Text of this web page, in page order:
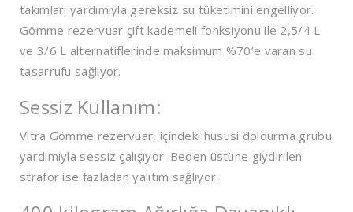
takımları yardımıyla gereksiz su tüketimini engelliyor.
Gömme rezervuar çift kademeli fonksiyonu ile 2,5/4 L
ve 3/6 L alternatiflerinde maksimum %70’e varan su
tasarrufu sağlıyor.
Sessiz Kullanım:
Vitra Gömme rezervuar, içindeki hususi doldurma grubu
yardımıyla sessiz çalışıyor. Beden üstüne giydirilen
strafor ise fazladan yalıtım sağlıyor.